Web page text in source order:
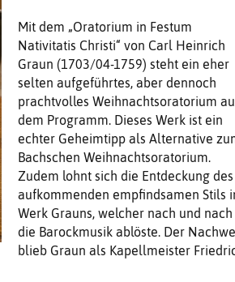
Mit dem „Oratorium in Festum
Nativitatis Christi“ von Carl Heinrich
Graun (1703/04-1759) steht ein eher
selten aufgeführtes, aber dennoch
prachtvolles Weihnachtsoratorium
dem Programm. Dieses Werk ist ein
echter Geheimtipp als Alternative
Bachschen Weihnachtsoratorium.
Zudem lohnt sich die Entdeckung des
aufkommenden empfindsamen Stils
Werk Grauns, welcher nach und nach
die Barockmusik ablöste. Der
blieb Graun als Kapellmeister